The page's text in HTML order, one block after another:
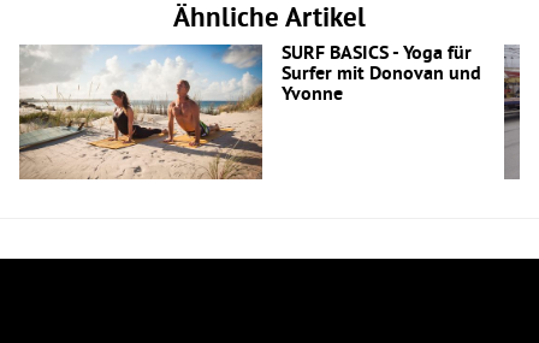
Ähnliche Artikel
SURF BASICS - Yoga für
Surfer mit Donovan und
Yvonne